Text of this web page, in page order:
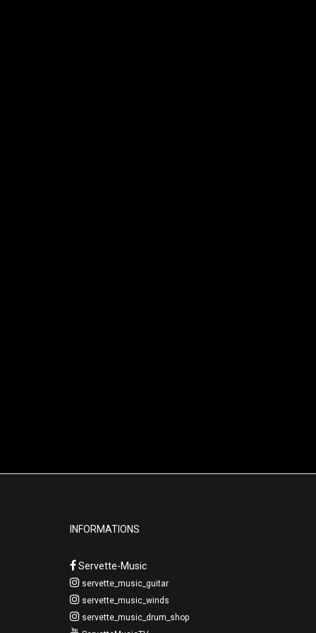
INFORMATIONS
Servette-Music
servette_music_guitar
servette_music_winds
servette_music_drum_shop